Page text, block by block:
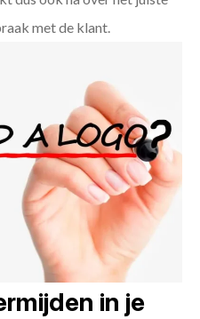
met de klant.
in je